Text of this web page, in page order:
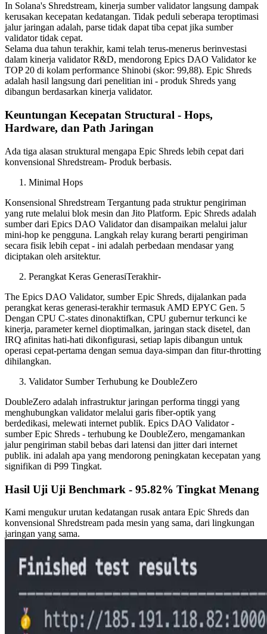
In Solana's Shredstream, kinerja sumber validator langsung dampak
kerusakan kecepatan kedatangan. Tidak peduli seberapa teroptimasi
jalur jaringan adalah, parse tidak dapat tiba cepat jika sumber
validator tidak cepat.
Selama dua tahun terakhir, kami telah terus-menerus berinvestasi
dalam kinerja validator R&D, mendorong Epics DAO Validator ke
TOP 20 di kolam performance Shinobi (skor: 99,88). Epic Shreds
adalah hasil langsung dari penelitian ini - produk Shreds yang
dibangun berdasarkan kinerja validator.
Keuntungan Kecepatan Structural - Hops,
Hardware, dan Path Jaringan
Ada tiga alasan struktural mengapa Epic Shreds lebih cepat dari
konvensional Shredstream- Produk berbasis.
Minimal Hops
Konsensional Shredstream Tergantung pada struktur pengiriman
yang rute melalui blok mesin dan Jito Platform. Epic Shreds adalah
sumber dari Epics DAO Validator dan disampaikan melalui jalur
mini-hop ke pengguna. Langkah relay kurang berarti pengiriman
secara fisik lebih cepat - ini adalah perbedaan mendasar yang
diciptakan oleh arsitektur.
Perangkat Keras GenerasiTerakhir-
The Epics DAO Validator, sumber Epic Shreds, dijalankan pada
perangkat keras generasi-terakhir termasuk AMD EPYC Gen. 5
Dengan CPU C-states dinonaktifkan, CPU gubernur terkunci ke
kinerja, parameter kernel dioptimalkan, jaringan stack disetel, dan
IRQ afinitas hati-hati dikonfigurasi, setiap lapis dibangun untuk
operasi cepat-pertama dengan semua daya-simpan dan fitur-throtting
dihilangkan.
Validator Sumber Terhubung ke DoubleZero
DoubleZero adalah infrastruktur jaringan performa tinggi yang
menghubungkan validator melalui garis fiber-optik yang
berdedikasi, melewati internet publik. Epics DAO Validator -
sumber Epic Shreds - terhubung ke DoubleZero, mengamankan
jalur pengiriman stabil bebas dari latensi dan jitter dari internet
publik. ini adalah apa yang mendorong peningkatan kecepatan yang
signifikan di P99 Tingkat.
Hasil Uji Uji Benchmark - 95.82% Tingkat Menang
Kami mengukur urutan kedatangan rusak antara Epic Shreds dan
konvensional Shredstream pada mesin yang sama, dari lingkungan
jaringan yang sama.